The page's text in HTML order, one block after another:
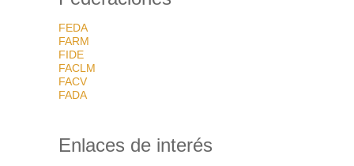
FEDA
FARM
FIDE
FACLM
FACV
FADA
Enlaces de interés